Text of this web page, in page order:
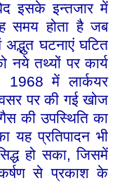
इसके इन्तजार में
समय होता है जब
अद्भुत घटनाएं घटित
नये तथ्यों पर कार्य
1968में लार्कयर
पर की गई खोज
की उपस्थिति का
यह प्रतिपादन भी
हो सका,जिसमें
से प्रकाश के